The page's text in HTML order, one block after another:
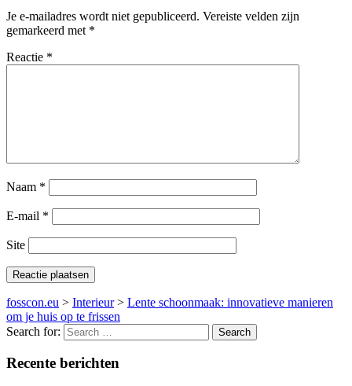
Je e-mailadres wordt niet gepubliceerd. Vereiste velden zijn
gemarkeerd met *
Reactie *
Naam *
E-mail *
Site
fosscon.eu > Interieur> Lente schoonmaak: innovatieve manieren
om je huis op te frissen
Search for:
Recente berichten